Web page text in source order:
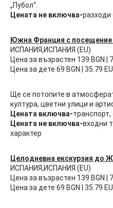
„Пубол“.
Цената не включва-разходи
Южна Франция с посещение
ИСПАНИЯ,ИСПАНИЯ (EU)
Цена за възрастен 139 BGN |
Цена за дете 69 BGN | 35.79
Ще се потопите в
култура, цветни улици и
Цената включва-
Цената не включва-входни
характер
Целодневна екскурзия до
ИСПАНИЯ,ИСПАНИЯ (EU)
Цена за възрастен 139 BGN |
Цена за дете 69 BGN | 35.79